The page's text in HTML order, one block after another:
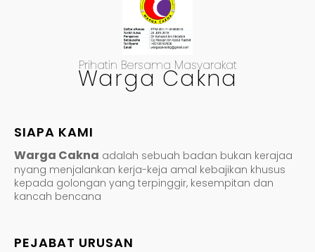
Prihatin Bersama Masyarakat
Warga Cakna
SIAPA KAMI
Warga Cakna adalah sebuah badan bukan kerajaa
nyang menjalankan kerja-keja amal kebajikan khusus
kepada golongan yang terpinggir, kesempitan dan
kancah bencana
PEJABAT URUSAN